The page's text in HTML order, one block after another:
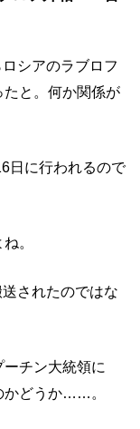
シアのラブロフ
と。何か関係が
日に行われるので
。
されたのではな
チン大統領に
かどうか……。